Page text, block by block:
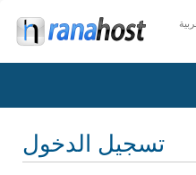
تسجيل الدخول